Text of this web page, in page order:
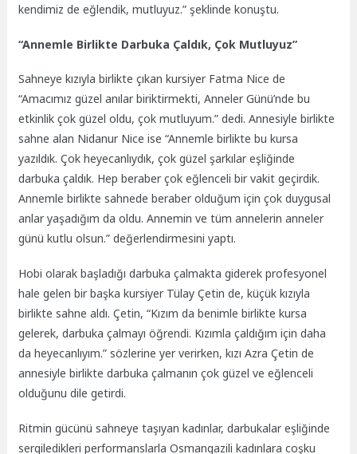
kendimiz de eğlendik, mutluyuz.” şeklinde konuştu.
“Annemle Birlikte Darbuka Çaldık, Çok Mutluyuz”
Sahneye kızıyla birlikte çıkan kursiyer Fatma Nice de
“Amacımız güzel anılar biriktirmekti, Anneler Günü’nde bu
etkinlik çok güzel oldu, çok mutluyum.” dedi. Annesiyle birlikte
sahne alan Nidanur Nice ise “Annemle birlikte bu kursa
yazıldık. Çok heyecanlıydık, çok güzel şarkılar eşliğinde
darbuka çaldık. Hep beraber çok eğlenceli bir vakit geçirdik.
Annemle birlikte sahnede beraber olduğum için çok duygusal
anlar yaşadığım da oldu. Annemin ve tüm annelerin anneler
günü kutlu olsun.” değerlendirmesini yaptı.
Hobi olarak başladığı darbuka çalmakta giderek profesyonel
hale gelen bir başka kursiyer Tülay Çetin de, küçük kızıyla
birlikte sahne aldı. Çetin, “Kızım da benimle birlikte kursa
gelerek, darbuka çalmayı öğrendi. Kızımla çaldığım için daha
da heyecanlıyım.” sözlerine yer verirken, kızı Azra Çetin de
annesiyle birlikte darbuka çalmanın çok güzel ve eğlenceli
olduğunu dile getirdi.
Ritmin gücünü sahneye taşıyan kadınlar, darbukalar eşliğinde
sergiledikleri performanslarla Osmangazili kadınlara coşku